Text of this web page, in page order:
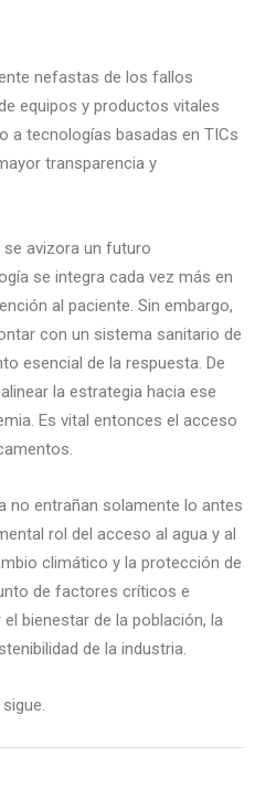
nefastas de los fallos
equipos y productos vitales
a tecnologías basadas en TICs
transparencia y
se avizora un futuro
se integra cada vez más en
al paciente. Sin embargo,
con un sistema sanitario de
esencial de la respuesta. De
la estrategia hacia ese
Es vital entonces el acceso
no entrañan solamente lo antes
rol del acceso al agua y al
climático y la protección de
de factores críticos e
bienestar de la población, la
de la industria.